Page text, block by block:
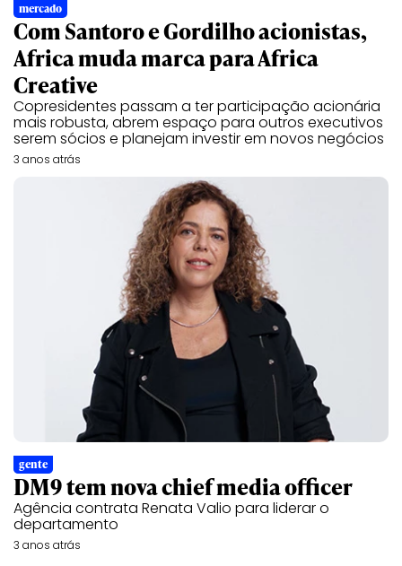
mercado
Com Santoro e Gordilho acionistas,
Africa muda marca para Africa
Creative
Copresidentes passam a ter participação acionária
mais robusta, abrem espaço para outros executivos
serem sócios e planejam investir em novos negócios
3 anos atrás
gente
DM9 tem nova chief media officer
Agência contrata Renata Valio para liderar o
departamento
3 anos atrás